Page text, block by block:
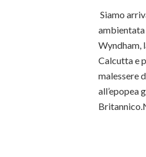
Siamo
ambientata
Wyndham,
Calcutta e
malessere
all’epopea